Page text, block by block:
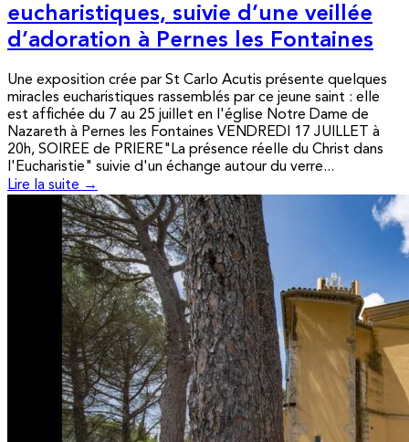
eucharistiques, suivie d’une veillée
d’adoration à Pernes les Fontaines
Une exposition crée par St Carlo Acutis présente quelques
miracles eucharistiques rassemblés par ce jeune saint : elle
est affichée du 7 au 25 juillet en l'église Notre Dame de
Nazareth à Pernes les Fontaines VENDREDI 17 JUILLET à
20h, SOIREE de PRIERE"La présence réelle du Christ dans
l'Eucharistie" suivie d'un échange autour du verre...
Lire la suite →